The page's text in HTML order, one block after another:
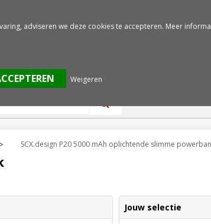
> SCX.design P20 5000 mAh oplichtende slimme
Jouw selectie
adviseren we deze cookies te accepteren. Meer
Weigeren